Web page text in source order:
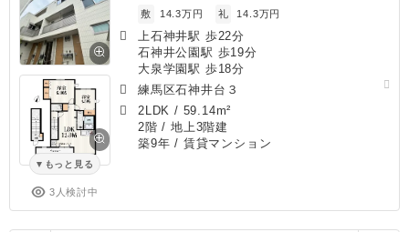
もっと見る
3人検討中
敷
14.3万円 礼 14.3万円
上石神井駅 歩22分
石神井公園駅 歩19分
大泉学園駅 歩18分
練馬区石神井台３
2LDK / 59.14m²
2階 / 地上3階建
築9年 / 賃貸マンション